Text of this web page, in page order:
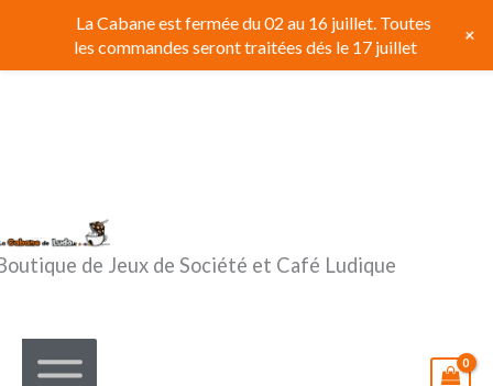
contenu
de Jeux de Société et Café Ludique
La Cabane est fermée du 02 au 16 juillet. Toutes
les commandes seront traitées dés le 17 juillet
+